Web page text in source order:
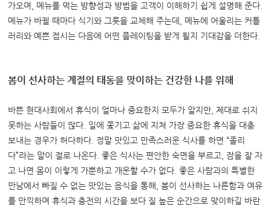
가오며,
메뉴를 먹는 방향성과 방법을 고객이 이해하기 쉽게 설명해 준다.
메뉴가 바뀔 때마다 식기와 그릇을 교체해 주는데, 메뉴에 어울리는 커틀
러리와 예쁜 접시는 다음에 어떤 플레이팅을 받게 될지 기대감을 더한다.
봄이 선사하는 계절의 태동을 맞이하는 건강한 나를 위해
바쁜 현대사회에서 휴식이 얼마나 중요한지 모두가 알지만, 제대로 쉬지
못하는 사람들이 많다. 일에 쫓기고 삶에 지쳐 가장 중요한 휴식을 대충
보내는 경우가 허다하다. 정말 맛있고 만족스러운 식사를 하면 “졸리
다”라는 말이 절로 나온다. 좋은 식사는 편안한 숙면을 부르고,
잠을 잘 자
고 나면 몸이 이렇게 가뿐하고 개운할 수가 없다. 좋은 사람과의 특별한
만남에서 빠질 수 없는 맛있는 음식을 통해,
봄이 선사하는 나른함과 여유
를 만끽하며 휴식과 충전의 시간을 보다 질 높은 순간으로 맞이하길 바란